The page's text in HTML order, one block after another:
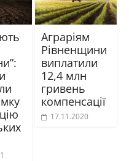
Аграріям
Рівненщини
виплатили
12,4 млн
гривень
компенсації
17.11.2020